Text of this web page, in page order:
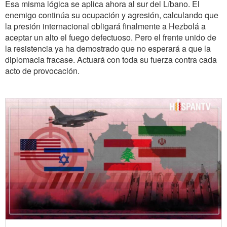
Esa misma lógica se aplica ahora al sur del Líbano. El
enemigo continúa su ocupación y agresión, calculando que
la presión internacional obligará finalmente a Hezbolá a
aceptar un alto el fuego defectuoso. Pero el frente unido de
la resistencia ya ha demostrado que no esperará a que la
diplomacia fracase. Actuará con toda su fuerza contra cada
acto de provocación.